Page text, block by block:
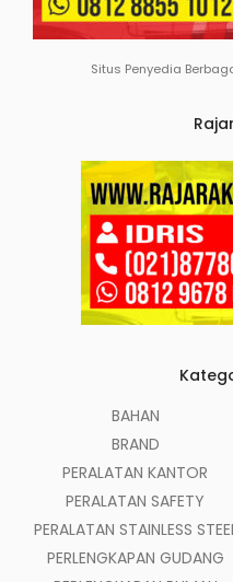
Situs Penyedia
BAHAN
BRAND
PERALATAN KANTOR
PERALATAN SAFETY
PERALATAN STAINLESS
PERLENGKAPAN GUDANG